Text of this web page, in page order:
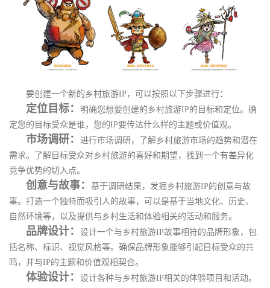
要创建一个新的乡村旅游IP，可以按照以下步骤进行：
定位目标：
明确您想要创建的乡村旅游IP的目标和定位。确
定您的目标受众是谁，您的IP要传达什么样的主题或价值观。
市场调研：
进行市场调研，了解乡村旅游市场的趋势和潜在
需求。了解目标受众对乡村旅游的喜好和期望，找到一个有差异化
竞争优势的切入点。
创意与故事：
基于调研结果，发掘乡村旅游IP的创意与故
事。打造一个独特而吸引人的故事，可以是基于当地文化、历史、
自然环境等，以及提供与乡村生活和体验相关的活动和服务。
品牌设计：
设计一个与乡村旅游IP故事相符的品牌形象，包
括名称、标识、视觉风格等。确保品牌形象能够引起目标受众的共
鸣，并与IP的主题和价值观相契合。
体验设计：
设计各种与乡村旅游IP相关的体验项目和活动。